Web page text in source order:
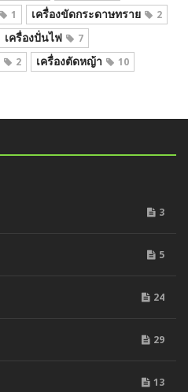
1 เครื่องขัดกระดาษทราย 2
เครื่องปั่นไฟ 7
2 เครื่องตัดหญ้า 10
3
5
24
29
13